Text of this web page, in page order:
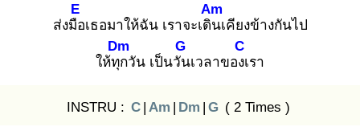
ส่งมือ
E
เธอมาให้ฉัน เราจะเดิน
Am
เคียงข้างกันไป
ให้ทุก
Dm
วัน เป็นวัน
G
เวลาของเ
C
รา
INSTRU : C | Am | Dm | G ( 2 Times )